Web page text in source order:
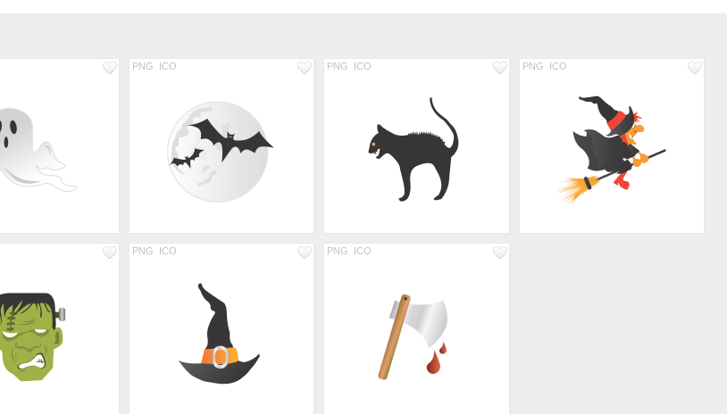
PNG ICO PNG ICO PNG ICO
PNG ICO PNG ICO